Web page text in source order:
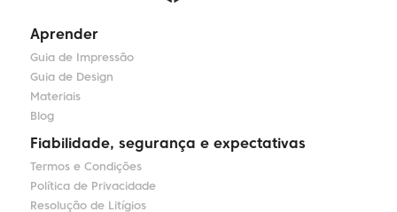
Aprender
Guia de Impressão
Guia de Design
Materiais
Blog
Fiabilidade, segurança e expectativas
Termos e Condições
Política de Privacidade
Resolução de Litígios